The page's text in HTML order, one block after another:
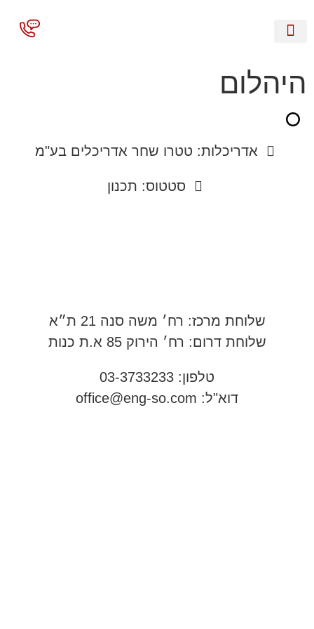
היהלום
אדריכלות: טטרו שחר אדריכלים בע"מ
סטטוס: תכנון
שלוחת מרכז: רח׳ משה סנה 21 ת״א
שלוחת דרום: רח׳ הירוק 85 א.ת כנות
טלפון: 03-3733233
דוא"ל: office@eng-so.com